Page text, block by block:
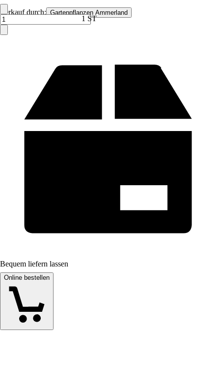
Verkauf durch: Gartenpflanzen Ammerland
1 ST
Bequem liefern lassen
Online bestellen